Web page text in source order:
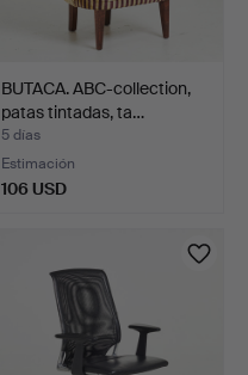
BUTACA. ABC-collection,
patas tintadas, ta…
5 días
Estimación
106 USD